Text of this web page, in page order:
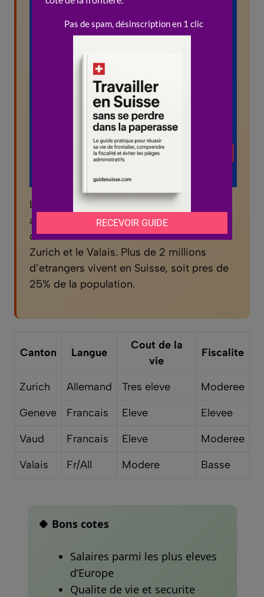
La Suisse compte 26 cantons, chacun
avec ses propres lois et reglements. Le
cout de la vie varie de 20 a 30% entre
Zurich et le Valais. Plus de 2 millions
d’etrangers vivent en Suisse, soit pres de
25% de la population.
Canton Langue
Cout de la
vie
Fiscalite
Zurich Allemand Tres eleve
Moderee
Geneve
Francais Eleve
Elevee
Vaud
Francais Eleve
Moderee
Valais
Fr/All Modere Basse
🍀 Bons cotes
Salaires parmi les plus eleves
d’Europe
Qualite de vie et securite